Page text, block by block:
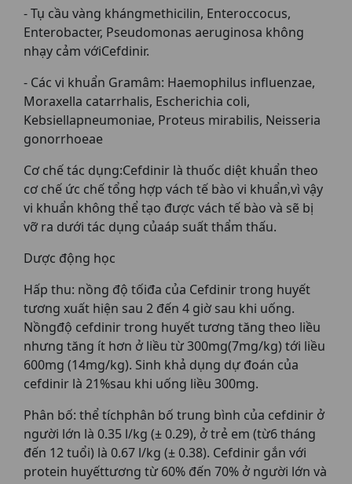
- Tụ cầu vàng khángmethicilin, Enteroccocus,
Enterobacter, Pseudomonas aeruginosa không
nhạy cảm vớiCefdinir.
- Các vi khuẩn Gramâm: Haemophilus influenzae,
Moraxella catarrhalis, Escherichia coli,
Kebsiellapneumoniae, Proteus mirabilis, Neisseria
gonorrhoeae
Cơ chế tác dụng:Cefdinir là thuốc diệt khuẩn theo
cơ chế ức chế tổng hợp vách tế bào vi khuẩn,vì vậy
vi khuẩn không thể tạo được vách tế bào và sẽ bị
vỡ ra dưới tác dụng củaáp suất thẩm thấu.
Dược động học
Hấp thu: nồng độ tốiđa của Cefdinir trong huyết
tương xuất hiện sau 2 đến 4 giờ sau khi uống.
Nồngđộ cefdinir trong huyết tương tăng theo liều
nhưng tăng ít hơn ở liều từ 300mg(7mg/kg) tới liều
600mg (14mg/kg). Sinh khả dụng dự đoán của
cefdinir là 21%sau khi uống liều 300mg.
Phân bố: thể tíchphân bố trung bình của cefdinir ở
người lớn là 0.35 l/kg (± 0.29), ở trẻ em (từ6 tháng
đến 12 tuổi) là 0.67 l/kg (± 0.38). Cefdinir gắn với
protein huyếttương từ 60% đến 70% ở người lớn và